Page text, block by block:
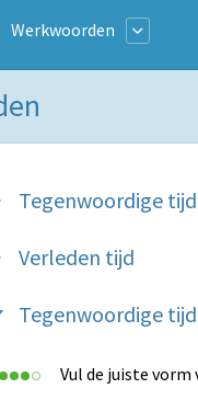
Werkwoorden
Tegenwoordige tijd
Verleden tijd
Tegenwoordige
Vul de juiste